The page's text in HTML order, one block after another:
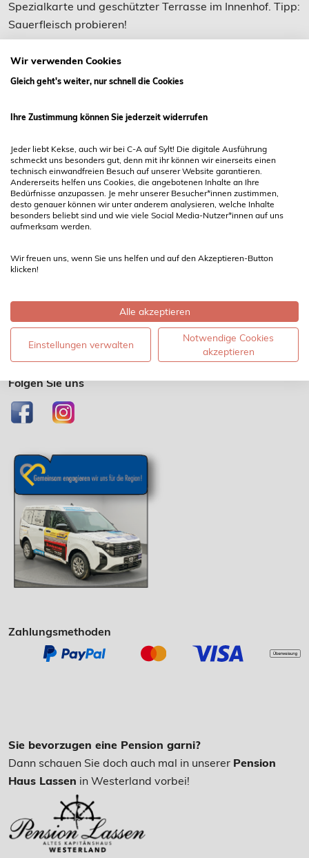
Spezialkarte und geschützter Terrasse im Innenhof. Tipp:
Sauerfleisch probieren!
Boysenstraße 14
25980 Sylt / Westerland
Telefon 04651 5175
E-Mailinfo@cundasylt.de
Bürozeiten
Montag - Samstag 8:00 - 18:00 Uhr
Sonn- und Feiertags 8:00 - 16:00 Uhr
Folgen Sie uns
Zahlungsmethoden
Sie bevorzugen eine Pension garni?
Dann schauen Sie doch auch mal in unserer Pension
Haus Lassen in Westerland vorbei!
Wir verwenden Cookies
Gleich geht's weiter, nur schnell die Cookies
Ihre Zustimmung können Sie jederzeit widerrufen
Jeder liebt Kekse, auch wir bei C-A auf Sylt! Die digitale Ausführung
schmeckt uns besonders gut, denn mit ihr können wir einerseits einen
technisch einwandfreien Besuch auf unserer Website garantieren.
Andererseits helfen uns Cookies, die angebotenen Inhalte an Ihre
Bedürfnisse anzupassen. Je mehr unserer Besucher*innen zustimmen,
desto genauer können wir unter anderem analysieren, welche Inhalte
besonders beliebt sind und wie viele Social Media-Nutzer*innen auf uns
aufmerksam werden.
Wir freuen uns, wenn Sie uns helfen und auf den Akzeptieren-Button
klicken!
Alle akzeptieren
Einstellungen verwalten
Notwendige Cookies
akzeptieren